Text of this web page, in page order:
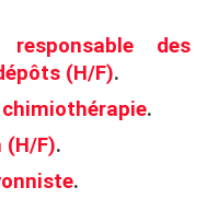
des
(H/F).
.
F).
.